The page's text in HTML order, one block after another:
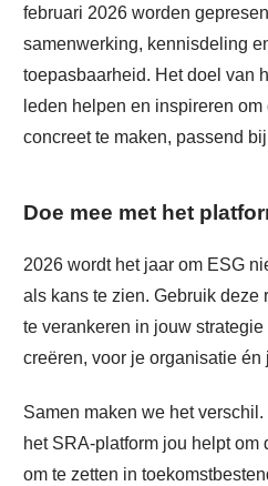
februari 2026 worden
samenwerking, kennisdeling
toepasbaarheid. Het doel van
leden helpen en inspireren
concreet te maken, passend
Doe mee met het
2026 wordt het jaar om ESG
als kans te zien. Gebruik deze
te verankeren in jouw
creëren, voor je organisatie én
Samen maken we het verschil.
het SRA-platform jou helpt om
om te zetten in